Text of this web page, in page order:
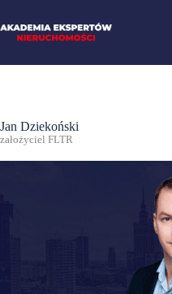
Jan Dziekoński
założyciel FLTR